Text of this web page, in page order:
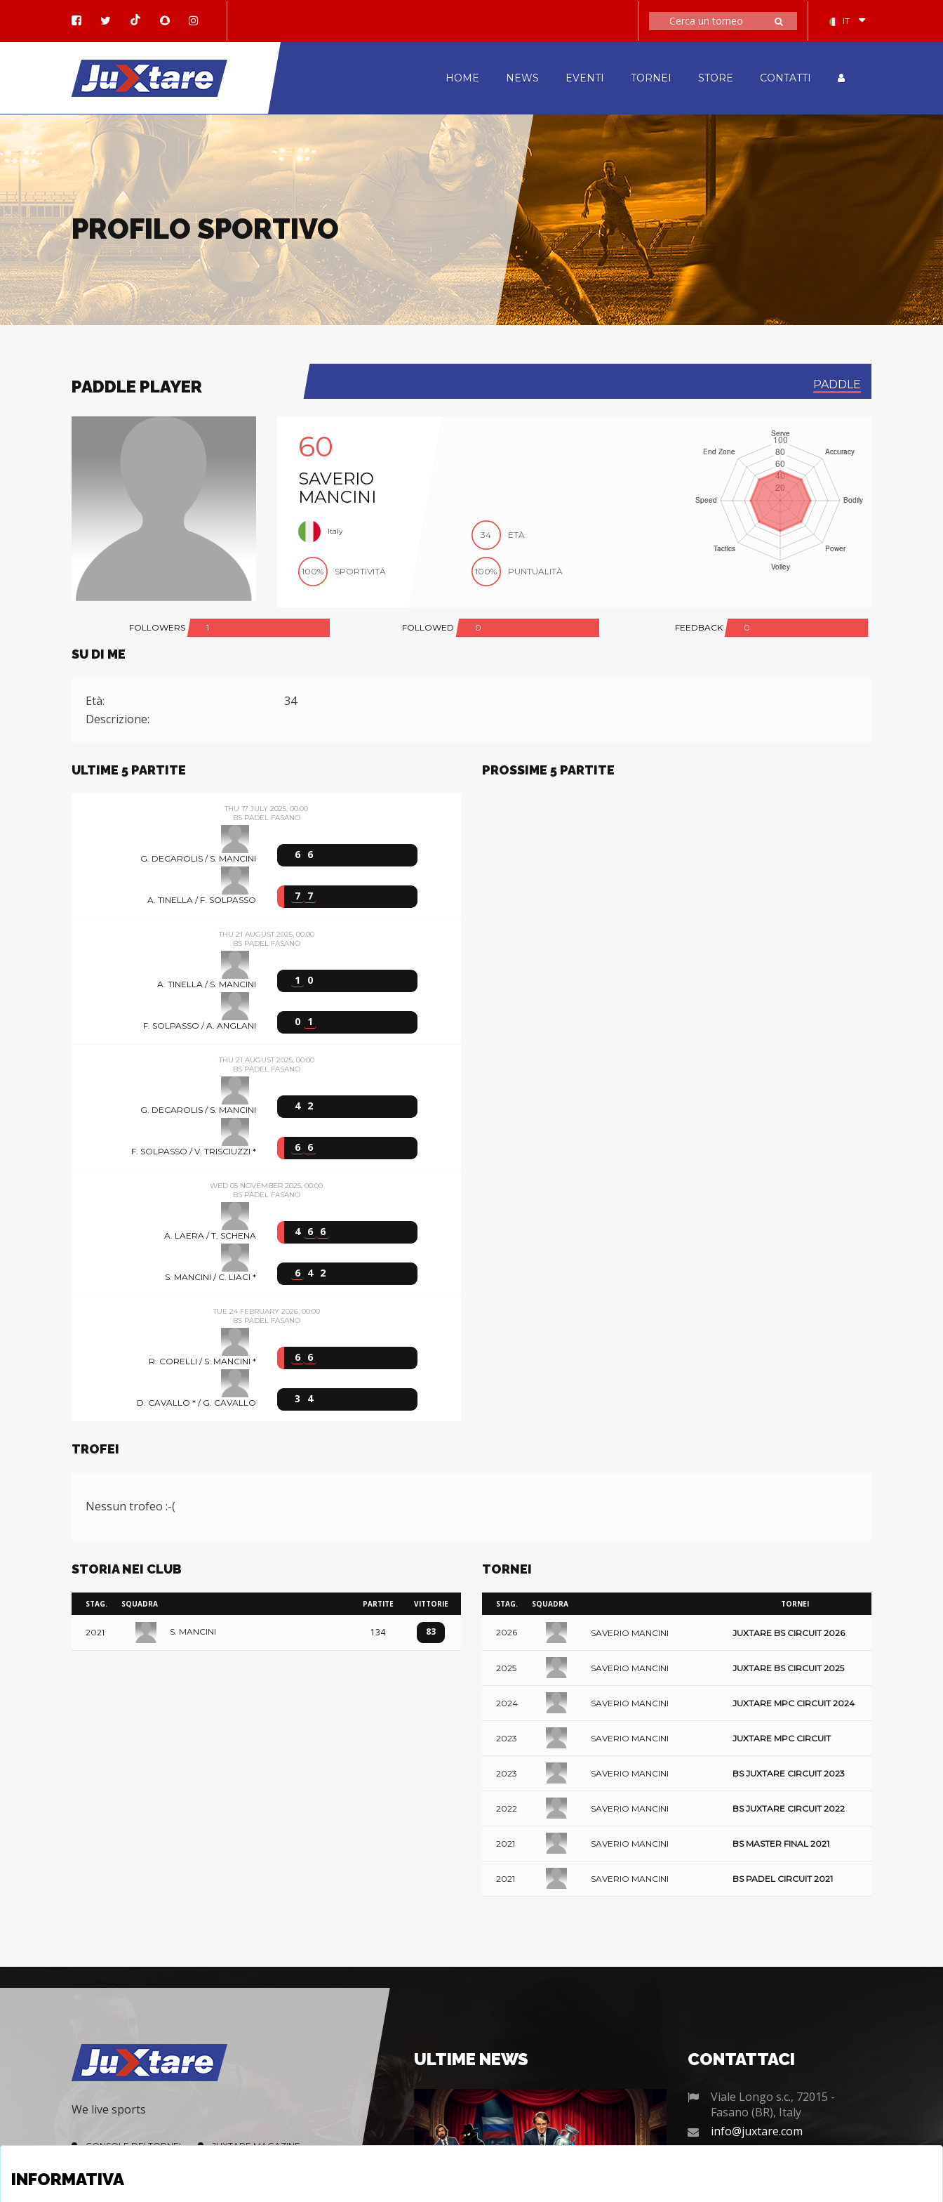
INFORMATIVA
IT
HOME NEWS EVENTI TORNEI STORE CONTATTI
PROFILO SPORTIVO
PADDLE PLAYER PADDLE
60
SAVERIO
MANCINI
Italy 34 ETÀ
100% SPORTIVITÀ 100% PUNTUALITÀ
FOLLOWERS 1 FOLLOWED 0 FEEDBACK 0
SU DI ME
Età:
34
Descrizione:
ULTIME 5 PARTITE
THU 17 JULY 2025, 00:00
BS PADEL FASANO
G. DECAROLIS / S. MANCINI 6 6
A. TINELLA / F. SOLPASSO 7 7
THU 21 AUGUST 2025, 00:00
BS PADEL FASANO
A. TINELLA / S. MANCINI 1 0
F. SOLPASSO / A. ANGLANI 0 1
THU 21 AUGUST 2025, 00:00
BS PADEL FASANO
G. DECAROLIS / S. MANCINI 4 2
F. SOLPASSO / V. TRISCIUZZI * 6 6
WED 05 NOVEMBER 2025, 00:00
BS PADEL FASANO
A. LAERA / T. SCHENA 4 6 6
S. MANCINI / C. LIACI * 6 4 2
TUE 24 FEBRUARY 2026, 00:00
BS PADEL FASANO
R. CORELLI / S. MANCINI * 6 6
D. CAVALLO * / G. CAVALLO 3 4
PROSSIME 5 PARTITE
TROFEI
Nessun trofeo :-(
STORIA NEI CLUB
STAG. SQUADRA PARTITE VITTORIE
2021 S. MANCINI 134 83
TORNEI
STAG. SQUADRA TORNEI
2026 SAVERIO MANCINI JUXTARE BS CIRCUIT 2026
2025 SAVERIO MANCINI JUXTARE BS CIRCUIT 2025
2024 SAVERIO MANCINI JUXTARE MPC CIRCUIT 2024
2023 SAVERIO MANCINI JUXTARE MPC CIRCUIT
2023 SAVERIO MANCINI BS JUXTARE CIRCUIT 2023
2022 SAVERIO MANCINI BS JUXTARE CIRCUIT 2022
2021 SAVERIO MANCINI BS MASTER FINAL 2021
2021 SAVERIO MANCINI BS PADEL CIRCUIT 2021
We live sports
CONSOLE DEI TORNEI
JUXTARE MAGAZINE
ULTIME NEWS CONTATTACI
Viale Longo s.c., 72015 -
Fasano (BR), Italy
info@juxtare.com